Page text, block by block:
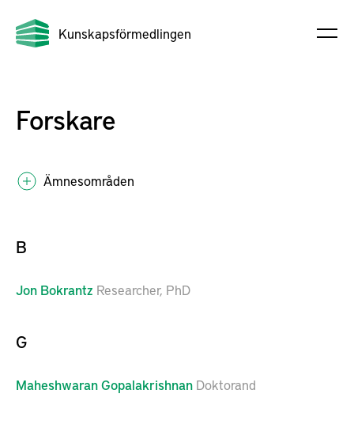
Kunskapsförmedlingen
Forskare
Ämnesområden
B
Jon Bokrantz Researcher, PhD
G
MaheshwaranGopalakrishnan Doktorand